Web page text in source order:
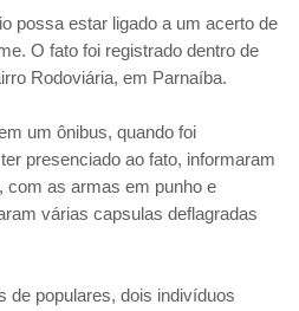
possa estar ligado a um acerto de
O fato foi registrado dentro de
Rodoviária, em Parnaíba.
um ônibus, quando foi
presenciado ao fato, informaram
com as armas em punho e
várias capsulas deflagradas
de populares, dois indivíduos